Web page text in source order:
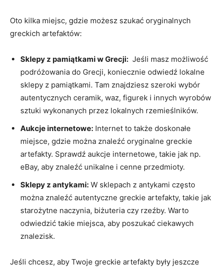
Oto kilka miejsc, ⁤gdzie możesz‌ szukać oryginalnych
greckich artefaktów:
Sklepy z pamiątkami w Grecji: ‍ Jeśli masz możliwość
podróżowania do Grecji, koniecznie odwiedź ‍lokalne
sklepy z⁤ pamiątkami. Tam ‌znajdziesz szeroki ⁢wybór
⁢autentycznych​ ceramik, waz, figurek i innych wyrobów
sztuki wykonanych przez lokalnych rzemieślników.
Aukcje​ internetowe: Internet to także doskonałe
miejsce, gdzie można znaleźć oryginalne greckie
artefakty. Sprawdź aukcje internetowe, takie jak np.
⁣eBay,⁢ aby ⁢znaleźć ​unikalne i cenne‍ przedmioty.
Sklepy ‌z⁤ antykami: W sklepach z antykami często
można znaleźć autentyczne⁤ greckie artefakty, takie ‍jak
starożytne naczynia, biżuteria czy rzeźby.⁢ Warto
odwiedzić takie ⁢miejsca, aby poszukać⁣ ciekawych
znalezisk.
Jeśli ⁤chcesz, aby ‌Twoje greckie artefakty ‍były jeszcze